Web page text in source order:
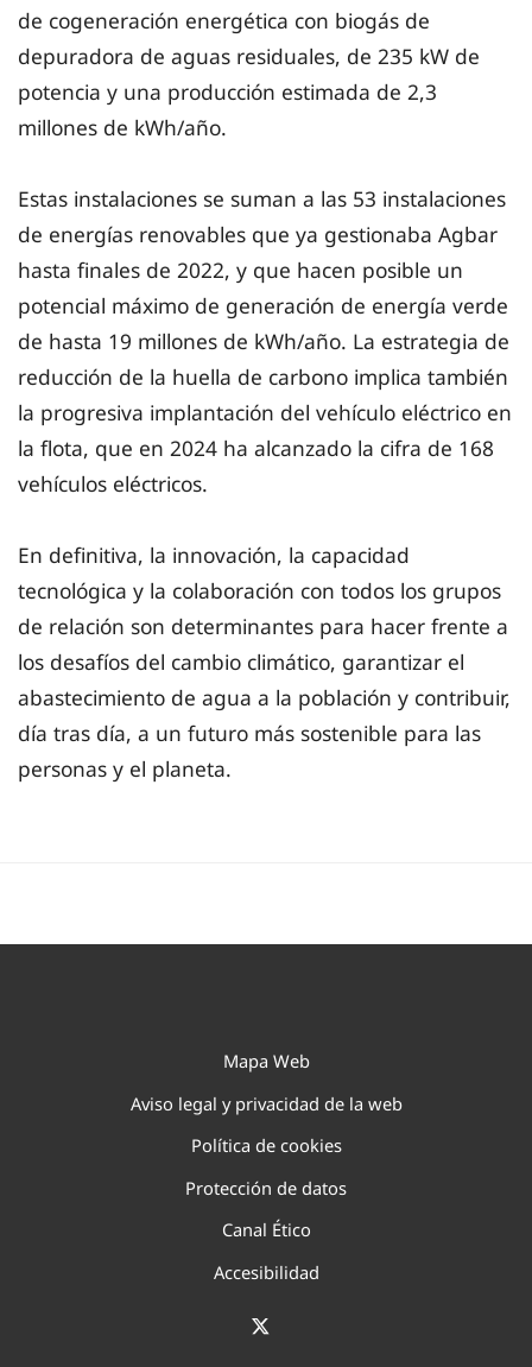
de cogeneración energética con biogás de
depuradora de aguas residuales, de 235 kW de
potencia y una producción estimada de 2,3
millones de kWh/año.
Estas instalaciones se suman a las 53 instalaciones
de energías renovables que ya gestionaba Agbar
hasta finales de 2022, y que hacen posible un
potencial máximo de generación de energía verde
de hasta 19 millones de kWh/año. La estrategia de
reducción de la huella de carbono implica también
la progresiva implantación del vehículo eléctrico en
la flota, que en 2024 ha alcanzado la cifra de 168
vehículos eléctricos.
En definitiva, la innovación, la capacidad
tecnológica y la colaboración con todos los grupos
de relación son determinantes para hacer frente a
los desafíos del cambio climático, garantizar el
abastecimiento de agua a la población y contribuir,
día tras día, a un futuro más sostenible para las
personas y el planeta.
Mapa Web
Aviso legal y privacidad de la web
Política de cookies
Protección de datos
Canal Ético
Accesibilidad